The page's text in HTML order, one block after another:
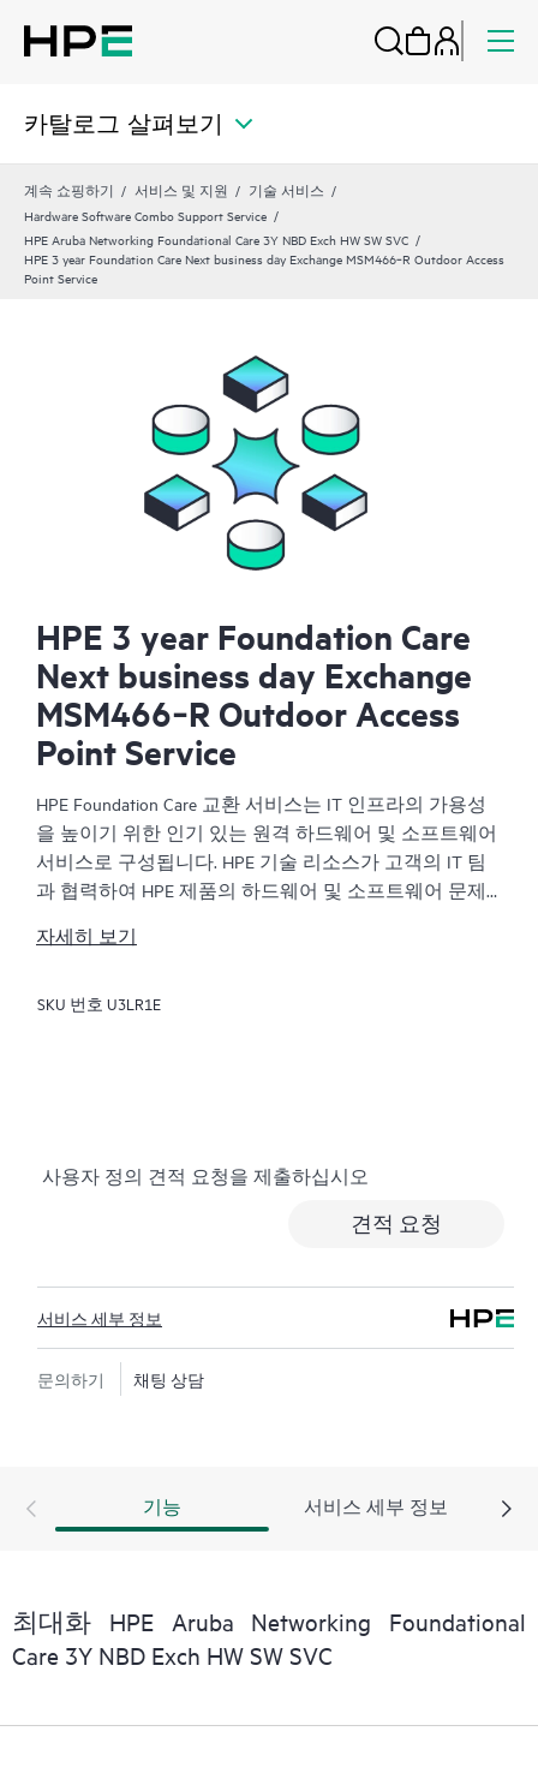
카탈로그 살펴보기
계속 쇼핑하기 서비스 및 지원
기술 서비스
Hardware Software Combo Support Service
HPE Aruba Networking Foundational Care 3Y NBD Exch HW SW SVC
HPE 3 year Foundation Care Next business day Exchange MSM466‑R Outdoor Access
Point Service
HPE 3 year Foundation Care
Next business day Exchange
MSM466‑R Outdoor Access
Point Service
HPE Foundation Care 교환 서비스는 IT 인프라의 가용성
을 높이기 위한 인기 있는 원격 하드웨어 및 소프트웨어
서비스로 구성됩니다. HPE 기술 리소스가 고객의 IT 팀
과 협력하여 HPE 제품의 하드웨어 및 소프트웨어 문제
이고 빠른 교환 서비스를 제공합니다. 특히 쉽게 배송할
하드웨어 교환 서비스에서는 지정된 기간 내에 고객이
제공합니다. 교체 제품 또는 부품은 신제품이거나 신제
HPE 네트워킹 제품을 위한 소프트웨어 제품의 경우 원
격 기술 지원과 소프트웨어 업데이트 및 패치에 대한 액
세스를 제공합니다. 고객은 소프트웨어 및 참조 설명서
또한 HPE Foundation Care 교환 서비스에서는 관련 제품
및 지원 정보에 대한 온라인 액세스도 제공하므로, 고객
자세히 보기
SKU 번호 U3LR1E
사용자 정의 견적 요청을 제출하십시오
견적 요청
서비스 세부 정보
문의하기 채팅 상담
기능 서비스 세부 정보
최대화 HPE Aruba Networking Foundational
Care 3Y NBD Exch HW SW SVC